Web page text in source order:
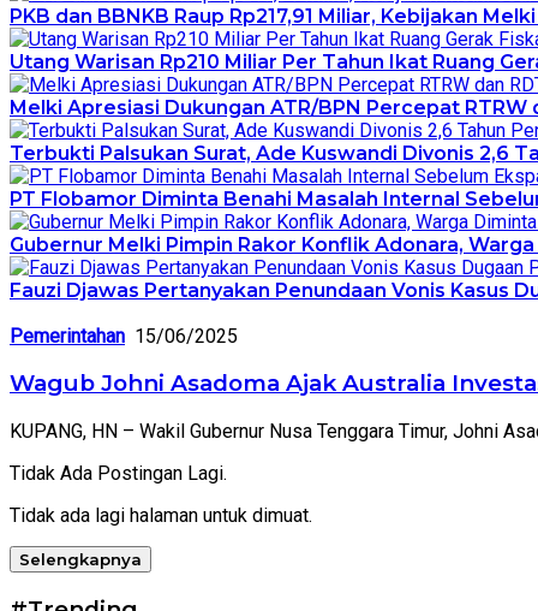
PKB dan BBNKB Raup Rp217,91 Miliar, Kebijakan
Utang Warisan Rp210 Miliar Per Tahun Ikat Ruang
Melki Apresiasi Dukungan ATR/BPN Percepat RTRW
Terbukti Palsukan Surat, Ade Kuswandi Divonis 2,6
PT Flobamor Diminta Benahi Masalah Internal
Gubernur Melki Pimpin Rakor Konflik Adonara,
Fauzi Djawas Pertanyakan Penundaan Vonis Kasus
Pemerintahan 15/06/2025
Wagub Johni Asadoma Ajak Australia
KUPANG, HN – Wakil Gubernur Nusa Tenggara Timur, Johni
Tidak Ada Postingan Lagi.
Tidak ada lagi halaman untuk dimuat.
Selengkapnya